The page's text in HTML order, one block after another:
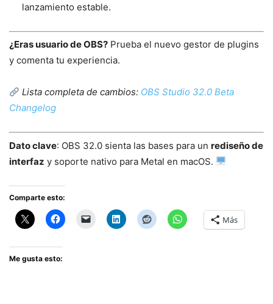
lanzamiento estable.
¿Eras usuario de OBS? Prueba el nuevo gestor de plugins
y comenta tu experiencia.
Lista completa de cambios: OBS Studio 32.0 Beta
Changelog
Dato clave: OBS 32.0 sienta las bases para un rediseño de
interfaz y soporte nativo para Metal en macOS.
Comparte esto:
Más
Me gusta esto: